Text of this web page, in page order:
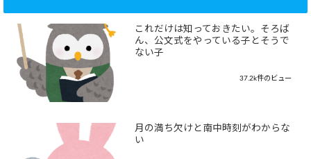
これだけは知っておきたい。そろば
ん、公文式をやっている子とそうで
ない子
37.2k件のビュー
月の満ち欠けと南中時刻がわからな
い